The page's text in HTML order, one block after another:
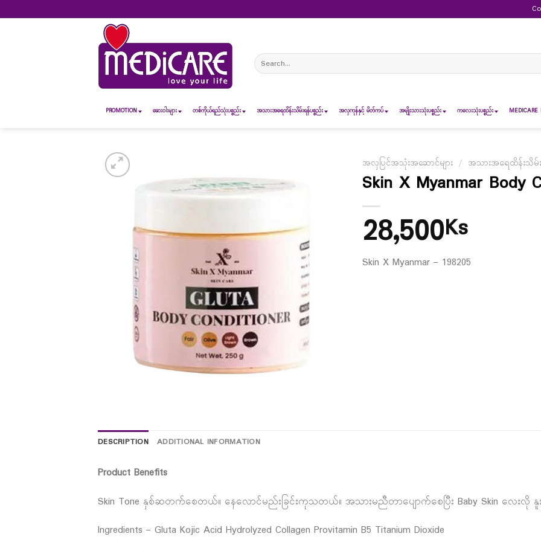
to
Search
for:
PROMOTION ဆေး၀ါးများ တစ်ကိုယ်ရည်သုံးပစ္စည်း အသားအရေထိန်းသိမ်းရန်ပစ္စည်း အလှကုန်နှင့် မိတ်ကပ် အမျိုးသားသုံးပစ္စည်း ကလေးသုံးပစ္စည်း MEDICARE
အလှပြင်အသုံးအဆောင်များ / အသားအရေထိန်းသိမ်း
Skin X Myanmar Body
28,500Ks
Skin X Myanmar – 198205
DESCRIPTION ADDITIONAL INFORMATION
Product Benefits
Skin Tone နှစ်ဆတက်စေတယ်။ နေလောင်မည်းခြင်းကုသတယ်။ အသားမညီတာပျောက်စေပြီး Baby Skin လေးလို
Ingredients – Gluta Kojic Acid Hydrolyzed Collagen Provitamin B5 Titanium Dioxide